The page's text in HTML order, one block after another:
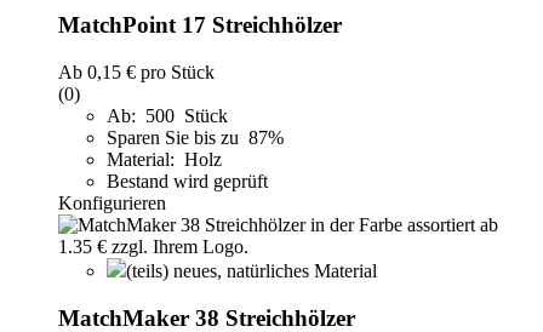
MatchPoint 17 Streichhölzer
Ab 0,15 € pro Stück
(0)
Ab: 500 Stück
Sparen Sie bis zu 87%
Material: Holz
Bestand wird geprüft
Konfigurieren
(teils) neues, natürliches Material
MatchMaker 38 Streichhölzer